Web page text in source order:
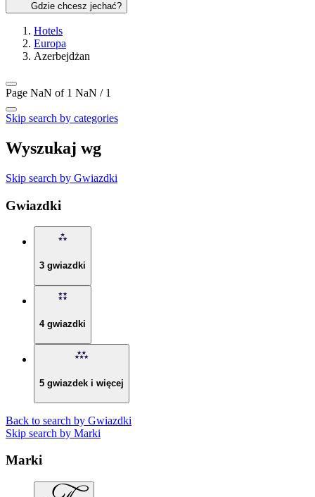
Gdzie chcesz jechać?
Hotels
Europa
Azerbejdżan
Page NaN of 1 NaN / 1
Skip search by categories
Wyszukaj wg
Skip search by Gwiazdki
Gwiazdki
3 gwiazdki
4 gwiazdki
5 gwiazdek i więcej
Back to search by Gwiazdki
Skip search by Marki
Marki